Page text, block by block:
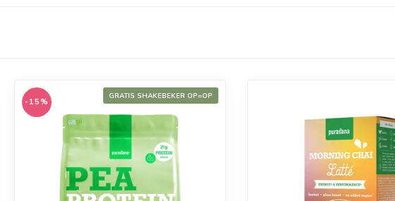
GRATIS SHAKEBEKER OP=OP
-15%